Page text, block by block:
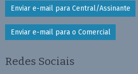
Enviar e-mail para Central/Assinante
Enviar e-mail para o Comercial
Redes Sociais